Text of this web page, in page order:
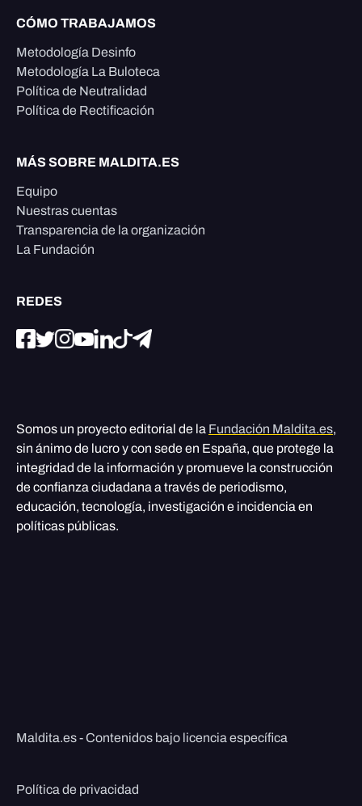
CÓMO TRABAJAMOS
Metodología Desinfo
Metodología La Buloteca
Política de Neutralidad
Política de Rectificación
MÁS SOBRE MALDITA.ES
Equipo
Nuestras cuentas
Transparencia de la organización
La Fundación
REDES
Somos un proyecto editorial de la Fundación Maldita.es,
sin ánimo de lucro y con sede en España, que protege la
integridad de la información y promueve la construcción
de confianza ciudadana a través de periodismo,
educación, tecnología, investigación e incidencia en
políticas públicas.
Maldita.es - Contenidos bajo licencia específica
Política de privacidad